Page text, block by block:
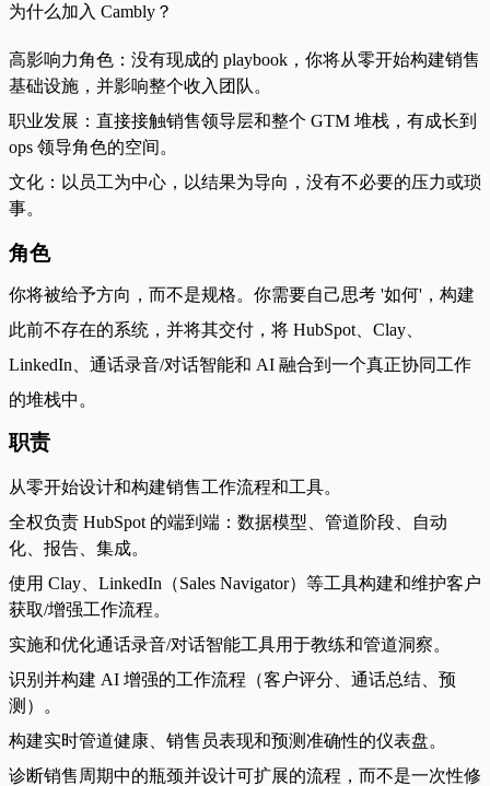
为什么加入 Cambly？
高影响力角色：没有现成的 playbook，你将从零开始构建销售
基础设施，并影响整个收入团队。
职业发展：直接接触销售领导层和整个 GTM 堆栈，有成长到
ops 领导角色的空间。
文化：以员工为中心，以结果为导向，没有不必要的压力或琐
事。
角色
你将被给予方向，而不是规格。你需要自己思考 '如何'，构建
此前不存在的系统，并将其交付，将 HubSpot、Clay、
LinkedIn、通话录音/对话智能和 AI 融合到一个真正协同工作
的堆栈中。
职责
从零开始设计和构建销售工作流程和工具。
全权负责 HubSpot 的端到端：数据模型、管道阶段、自动
化、报告、集成。
使用 Clay、LinkedIn（Sales Navigator）等工具构建和维护客户
获取/增强工作流程。
实施和优化通话录音/对话智能工具用于教练和管道洞察。
识别并构建 AI 增强的工作流程（客户评分、通话总结、预
测）。
构建实时管道健康、销售员表现和预测准确性的仪表盘。
诊断销售周期中的瓶颈并设计可扩展的流程，而不是一次性修